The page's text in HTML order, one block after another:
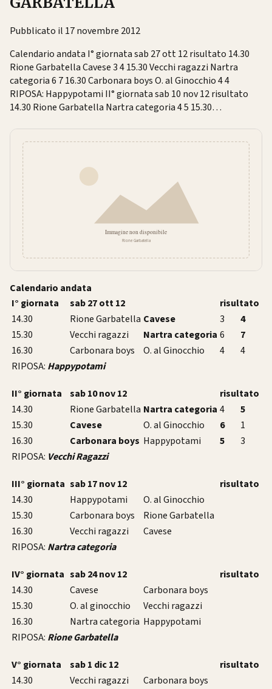
Pubblicato il 17 novembre 2012
Calendario andata I° giornata sab 27 ott 12 risultato 14.30
Rione Garbatella Cavese 3 4 15.30 Vecchi ragazzi Nartra
categoria 6 7 16.30 Carbonara boys O. al Ginocchio 4 4
RIPOSA: Happypotami II° giornata sab 10 nov 12 risultato
14.30 Rione Garbatella Nartra categoria 4 5 15.30…
Calendario andata
I° giornata
sab 27 ott 12
risultato
14.30
Rione Garbatella Cavese 3
4
15.30
Vecchi ragazzi Nartra categoria 6
7
16.30
Carbonara boys O. al Ginocchio 4
4
RIPOSA: Happypotami
II° giornata sab 10 nov 12
risultato
14.30
Rione Garbatella Nartra categoria 4
5
15.30
Cavese O. al Ginocchio 6
1
16.30
Carbonara boys Happypotami 5
3
RIPOSA: Vecchi Ragazzi
III° giornata sab 17 nov 12
risultato
14.30
Happypotami
O. al Ginocchio
15.30
Carbonara boys
Rione Garbatella
16.30
Vecchi ragazzi
Cavese
RIPOSA: Nartra categoria
IV° giornata sab 24 nov 12
risultato
14.30
Cavese
Carbonara boys
15.30
O. al ginocchio
Vecchi ragazzi
16.30
Nartra categoria Happypotami
RIPOSA: Rione Garbatella
V° giornata sab 1 dic 12
risultato
14.30
Vecchi ragazzi
Carbonara boys